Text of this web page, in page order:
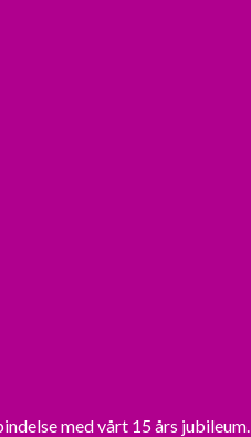
med vårt 15 års jubileum.